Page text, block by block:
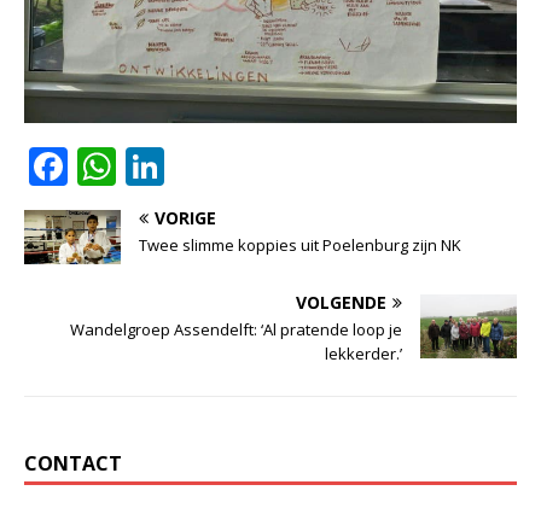
F
a
c
e
b
W
h
at
s
A
n
k
dI
VORIGE
Twee slimme koppies uit Poelenburg zijn NK
VOLGENDE
Wandelgroep Assendelft: ‘Al pratende loop je
lekkerder.’
CONTACT